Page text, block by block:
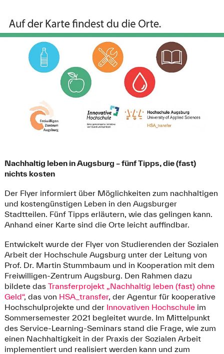
Nachhaltig leben in Augsburg – fünf Tipps, die (fast)
nichts kosten
Der Flyer informiert über Möglichkeiten zum nachhaltigen
und kostengünstigen Leben in den Augsburger
Stadtteilen. Fünf Tipps erläutern, wie das gelingen kann.
Anhand einer Karte sind die Orte leicht auffindbar.
Entwickelt wurde der Flyer von Studierenden der Sozialen
Arbeit der Hochschule Augsburg unter der Leitung von
Prof. Dr. Martin Stummbaum und in Kooperation mit dem
Freiwilligen-Zentrum Augsburg. Den Rahmen dazu
bildete das Transferprojekt „Nachhaltig leben (fast) ohne
Geld“, das von HSA_transfer, der Agentur für kooperative
Hochschulprojekte und der Innovativen Hochschuleim
Sommersemester 2021 begleitet wurde. Im Mittelpunkt
des Service-Learning-Seminars stand die Frage, wie zum
einen Nachhaltigkeit in der Praxis der Sozialen Arbeit
implementiert und realisiert werden kann und zum